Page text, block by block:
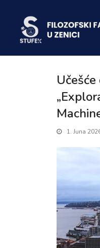
1. Juna